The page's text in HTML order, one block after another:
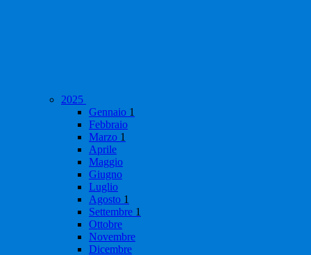
2025
Gennaio 1
Febbraio
Marzo 1
Aprile
Maggio
Giugno
Luglio
Agosto 1
Settembre 1
Ottobre
Novembre
Dicembre